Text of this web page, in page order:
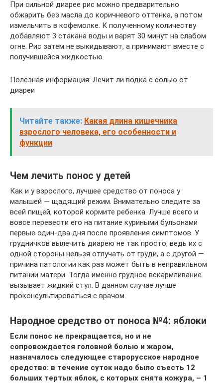
При сильной диарее рис можно предварительно
обжарить без масла до коричневого оттенка, а потом
измельчить в кофемолке. К полученному количеству
добавляют 3 стакана воды и варят 30 минут на слабом
огне. Рис затем не выкидывают, а принимают вместе с
получившейся жидкостью.
Полезная информация: Лечит ли водка с солью от
диареи
Читайте также: Какая длина кишечника
взрослого человека, его особенности и
функции
Чем лечить понос у детей
Как и у взрослого, лучшее средство от поноса у
малышей — щадящий режим. Внимательно следите за
всей пищей, которой кормите ребенка. Лучше всего и
вовсе перевести его на питание куриными бульонами
первые один-два дня после проявления симптомов. У
грудничков вылечить диарею не так просто, ведь их с
одной стороны нельзя отлучать от груди, а с другой —
причина патологии как раз может быть в неправильном
питании матери. Тогда именно грудное вскармливание
вызывает жидкий стул. В данном случае лучше
проконсультироваться с врачом.
Народное средство от поноса №4: яблоки
Если понос не прекращается, но и не
сопровождается головной болью и жаром,
назначалось следующее старорусское народное
средство: в течение суток надо было съесть 12
больших тертых яблок, с которых снята кожура, – 1